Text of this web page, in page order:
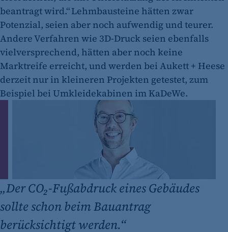
beantragt wird.“ Lehmbausteine hätten zwar
Potenzial, seien aber noch aufwendig und teurer.
Andere Verfahren wie 3D-Druck seien ebenfalls
vielversprechend, hätten aber noch keine
Marktreife erreicht, und werden bei Aukett + Heese
derzeit nur in kleineren Projekten getestet, zum
Beispiel bei Umkleidekabinen im KaDeWe.
„Der CO₂-Fußabdruck eines Gebäudes
sollte schon beim Bauantrag
berücksichtigt werden.“